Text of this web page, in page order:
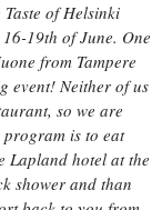
of Helsinki
19th of June. One
from Tampere
event! Neither of us
so we are
is to eat
Lapland hotel at the
shower and than